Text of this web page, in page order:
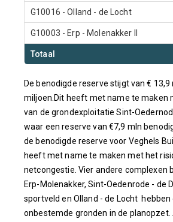
G10016 - Olland - de Locht
G10003 - Erp - Molenakker II
Totaal
De benodigde reserve stijgt van €
miljoen.Dit heeft met name te maken
van de grondexploitatie Sint-
waar een reserve van €7,9 mln
de benodigde reserve voor Veghels
heeft met name te maken met het
netcongestie. Vier andere complexen
Erp-Molenakker, Sint-Oedenrode - de
sportveld en Olland - de Locht hebben
onbestemde gronden in de planopzet.